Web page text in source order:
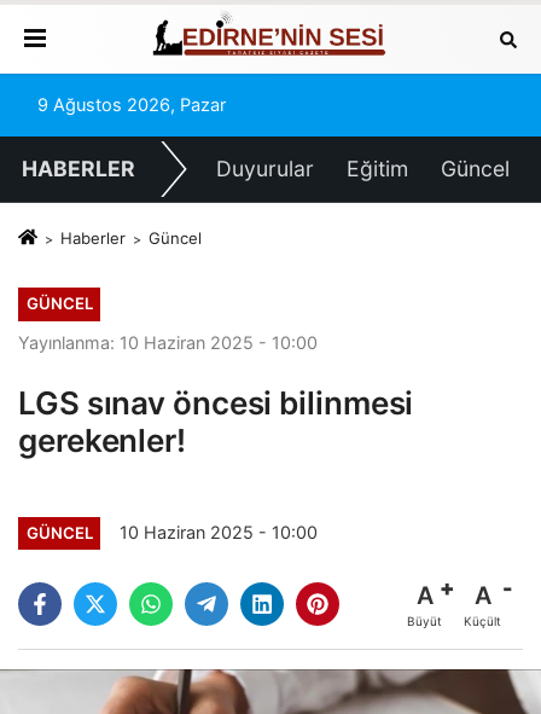
9 Ağustos 2026, Pazar
HABERLER Duyurular Eğitim Güncel
Haberler Güncel
GÜNCEL
Yayınlanma: 10 Haziran 2025 - 10:00
LGS sınav öncesi bilinmesi
gerekenler!
GÜNCEL 10 Haziran 2025 - 10:00
A
Büyüt
A
Küçült